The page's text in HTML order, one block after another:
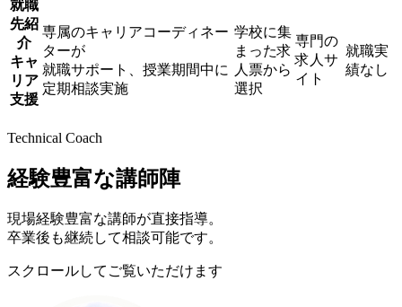
就職
先紹
介
キャ
リア
支援
専属のキャリアコーディネー
ターが
就職サポート、授業期間中に
定期相談実施
学校に集
まった求
人票から
選択
専門の
求人サ
イト
就職実
績なし
Technical Coach
経験豊富な講師陣
現場経験豊富な講師が直接指導。
卒業後も継続して相談可能です。
スクロールしてご覧いただけます